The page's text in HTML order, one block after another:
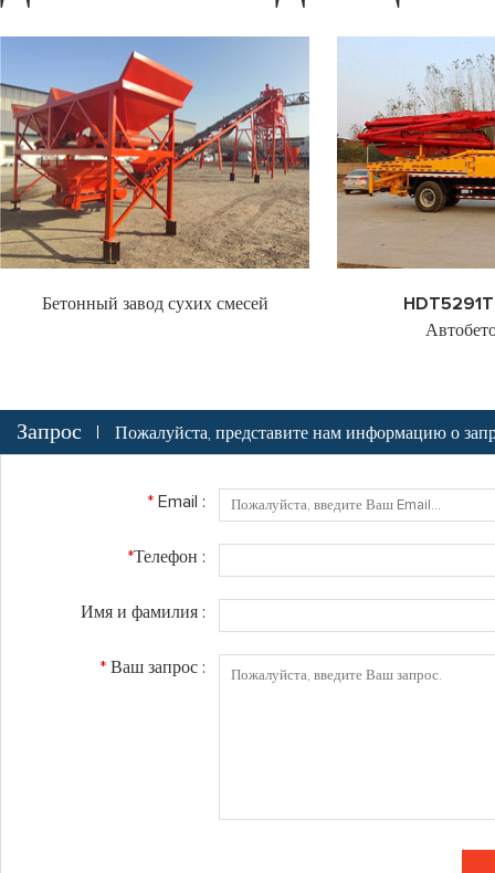
Бетонный завод сухих смесей
Запрос Пожалуйста, представите нам информацию о
* Email :
*Телефон :
Имя и фамилия :
* Ваш запрос :